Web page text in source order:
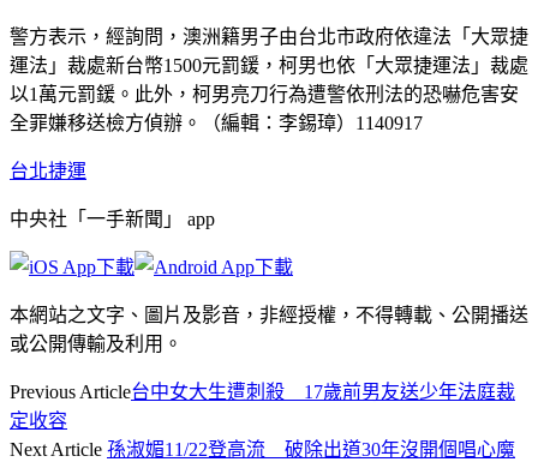
警方表示，經詢問，澳洲籍男子由台北市政府依違法「大眾捷
運法」裁處新台幣1500元罰鍰，柯男也依「大眾捷運法」裁處
以1萬元罰鍰。此外，柯男亮刀行為遭警依刑法的恐嚇危害安
全罪嫌移送檢方偵辦。（編輯：李錫璋）1140917
台北捷運
中央社「一手新聞」 app
本網站之文字、圖片及影音，非經授權，不得轉載、公開播送
或公開傳輸及利用。
Previous Article台中女大生遭刺殺 17歲前男友送少年法庭裁
定收容
Next Article 孫淑媚11/22登高流 破除出道30年沒開個唱心魔